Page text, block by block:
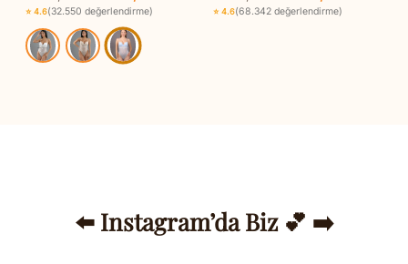
fiyat:
1.650,00TL.
⭐ 4.6(32.550 değerlendirme)
fiyat:
1.420,00TL.
⭐ 4.6(68.342 değerlendirme)
⬅️ Instagram’da Biz 💕 ➡️